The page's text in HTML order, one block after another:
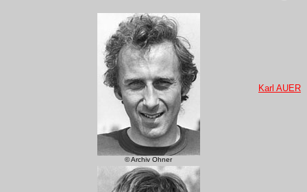
© Archiv Ohner
Karl AUER